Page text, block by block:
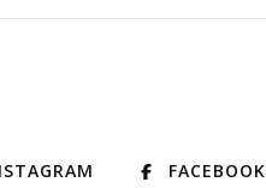
FACEBOOK